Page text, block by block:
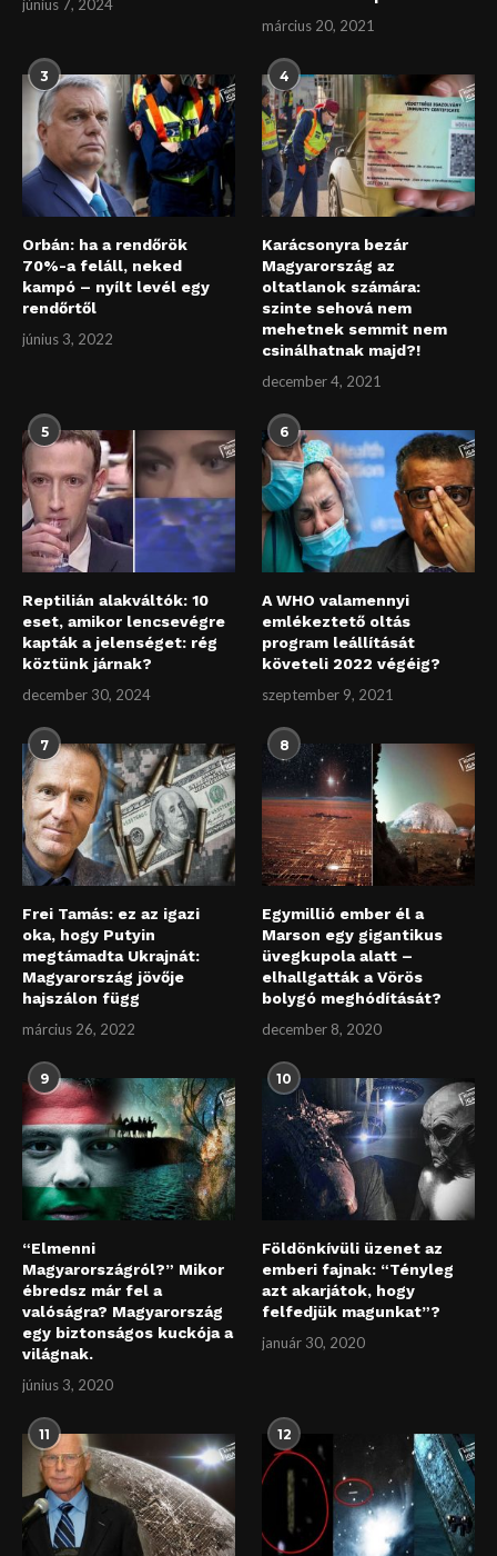
június 7, 2024
március 20, 2021
3
Orbán: ha a rendőrök
70%-a feláll, neked
kampó – nyílt levél egy
rendőrtől
június 3, 2022
4
Karácsonyra bezár
Magyarország az
oltatlanok számára:
szinte sehová nem
mehetnek semmit nem
csinálhatnak majd?!
december 4, 2021
5
Reptilián alakváltók: 10
eset, amikor lencsevégre
kapták a jelenséget: rég
köztünk járnak?
december 30, 2024
6
A WHO valamennyi
emlékeztető oltás
program leállítását
követeli 2022 végéig?
szeptember 9, 2021
7
Frei Tamás: ez az igazi
oka, hogy Putyin
megtámadta Ukrajnát:
Magyarország jövője
hajszálon függ
március 26, 2022
8
Egymillió ember él a
Marson egy gigantikus
üvegkupola alatt –
elhallgatták a Vörös
bolygó meghódítását?
december 8, 2020
9
“Elmenni
Magyarországról?” Mikor
ébredsz már fel a
valóságra? Magyarország
egy biztonságos kuckója a
világnak.
június 3, 2020
10
Földönkívüli üzenet az
emberi fajnak: “Tényleg
azt akarjátok, hogy
felfedjük magunkat”?
január 30, 2020
11 12